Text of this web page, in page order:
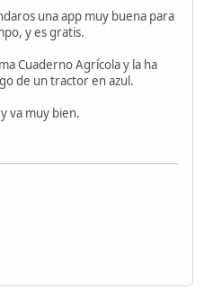
una app muy buena para
y es gratis.
Cuaderno Agrícola y la ha
de un tractor en azul.
va muy bien.